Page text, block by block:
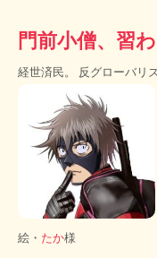
門前小僧、習
経世済民。 反グローバリ
絵・ たか様